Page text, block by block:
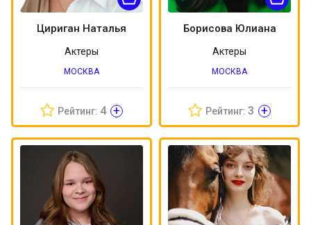
Цириган Наталья
Актеры
МОСКВА
Рейтинг: 4 +
Борисова Юлиана
Актеры
МОСКВА
Рейтинг: 3 +